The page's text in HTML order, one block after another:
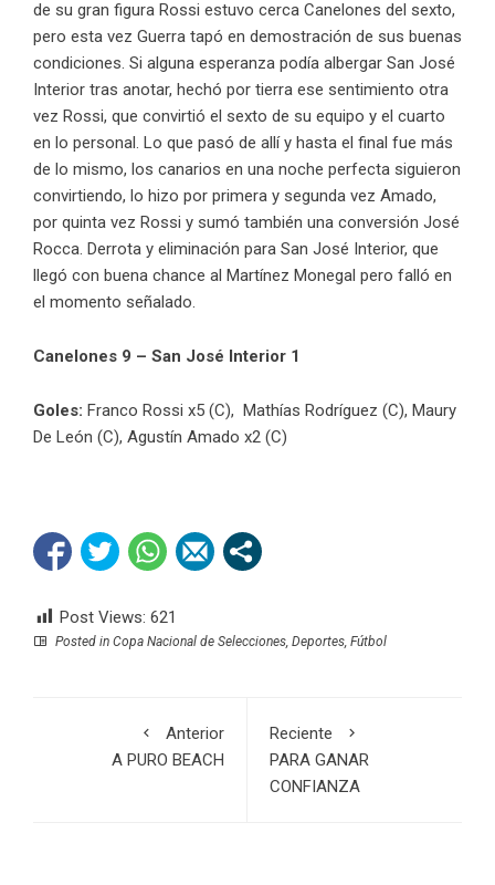
de su gran figura Rossi estuvo cerca Canelones del sexto,
pero esta vez Guerra tapó en demostración de sus buenas
condiciones. Si alguna esperanza podía albergar San José
Interior tras anotar, hechó por tierra ese sentimiento otra
vez Rossi, que convirtió el sexto de su equipo y el cuarto
en lo personal. Lo que pasó de allí y hasta el final fue más
de lo mismo, los canarios en una noche perfecta siguieron
convirtiendo, lo hizo por primera y segunda vez Amado,
por quinta vez Rossi y sumó también una conversión José
Rocca. Derrota y eliminación para San José Interior, que
llegó con buena chance al Martínez Monegal pero falló en
el momento señalado.
Canelones 9 – San José Interior 1
Goles: Franco Rossi x5 (C), Mathías Rodríguez (C), Maury
De León (C), Agustín Amado x2 (C)
Post Views: 621
Posted in Copa Nacional de Selecciones Deportes Fútbol
Anterior
A PURO BEACH
Reciente
PARA GANAR
CONFIANZA